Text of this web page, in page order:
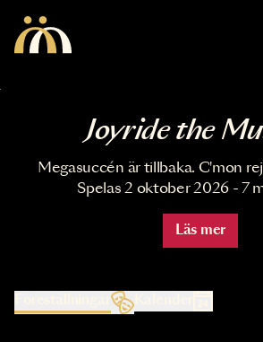
Joyride the
Megasuccén är tillbaka. C'mon
Spelas 2 oktober 2026 - 7
Läs mer
Kalender